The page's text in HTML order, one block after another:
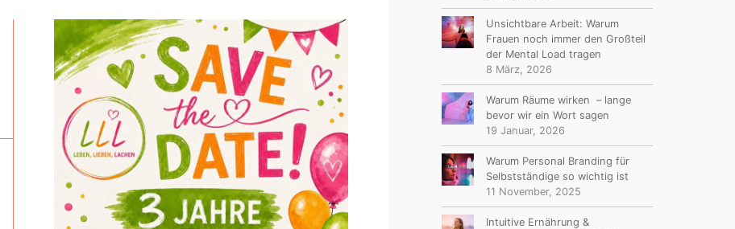
B
G
L
/
N
E
Unsichtbare Arbeit: Warum
Frauen noch immer den Großteil
der Mental Load tragen
8 März, 2026
Warum Räume wirken – lange
bevor wir ein Wort sagen
19 Januar, 2026
Warum Personal Branding für
Selbstständige so wichtig ist
11 November, 2025
Intuitive Ernährung &